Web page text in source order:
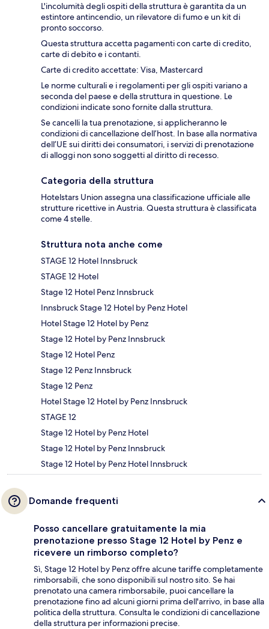
L'incolumità degli ospiti della struttura è garantita da un
estintore antincendio, un rilevatore di fumo e un kit di
pronto soccorso.
Questa struttura accetta pagamenti con carte di credito,
carte di debito e i contanti.
Carte di credito accettate: Visa, Mastercard
Le norme culturali e i regolamenti per gli ospiti variano a
seconda del paese e della struttura in questione. Le
condizioni indicate sono fornite dalla struttura.
Se cancelli la tua prenotazione, si applicheranno le
condizioni di cancellazione dell’host. In base alla normativa
dell’UE sui diritti dei consumatori, i servizi di prenotazione
di alloggi non sono soggetti al diritto di recesso.
Categoria della struttura
Hotelstars Union assegna una classificazione ufficiale alle
strutture ricettive in Austria. Questa struttura è classificata
come 4 stelle.
Struttura nota anche come
STAGE 12 Hotel Innsbruck
STAGE 12 Hotel
Stage 12 Hotel Penz Innsbruck
Innsbruck Stage 12 Hotel by Penz Hotel
Hotel Stage 12 Hotel by Penz
Stage 12 Hotel by Penz Innsbruck
Stage 12 Hotel Penz
Stage 12 Penz Innsbruck
Stage 12 Penz
Hotel Stage 12 Hotel by Penz Innsbruck
STAGE 12
Stage 12 Hotel by Penz Hotel
Stage 12 Hotel by Penz Innsbruck
Stage 12 Hotel by Penz Hotel Innsbruck
Domande frequenti
Posso cancellare gratuitamente la mia
prenotazione presso Stage 12 Hotel by Penz e
ricevere un rimborso completo?
Sì, Stage 12 Hotel by Penz offre alcune tariffe completamente
rimborsabili, che sono disponibili sul nostro sito. Se hai
prenotato una camera rimborsabile, puoi cancellare la
prenotazione fino ad alcuni giorni prima dell'arrivo, in base alla
politica della struttura. Consulta le condizioni di cancellazione
della struttura per informazioni precise.